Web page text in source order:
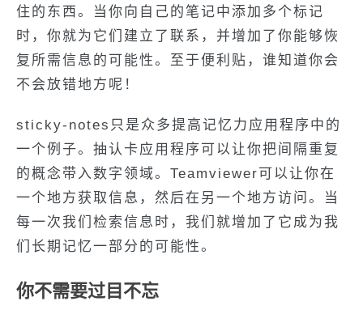
住的东西。当你向自己的笔记中添加多个标记
时，你就为它们建立了联系，并增加了你能够恢
复所需信息的可能性。至于便利贴，谁知道你会
不会放错地方呢！
sticky-notes只是众多提高记忆力应用程序中的
一个例子。抽认卡应用程序可以让你把间隔重复
的概念带入数字领域。Teamviewer可以让你在
一个地方获取信息，然后在另一个地方访问。当
每一次我们检索信息时，我们就增加了它成为我
们长期记忆一部分的可能性。
你不需要过目不忘